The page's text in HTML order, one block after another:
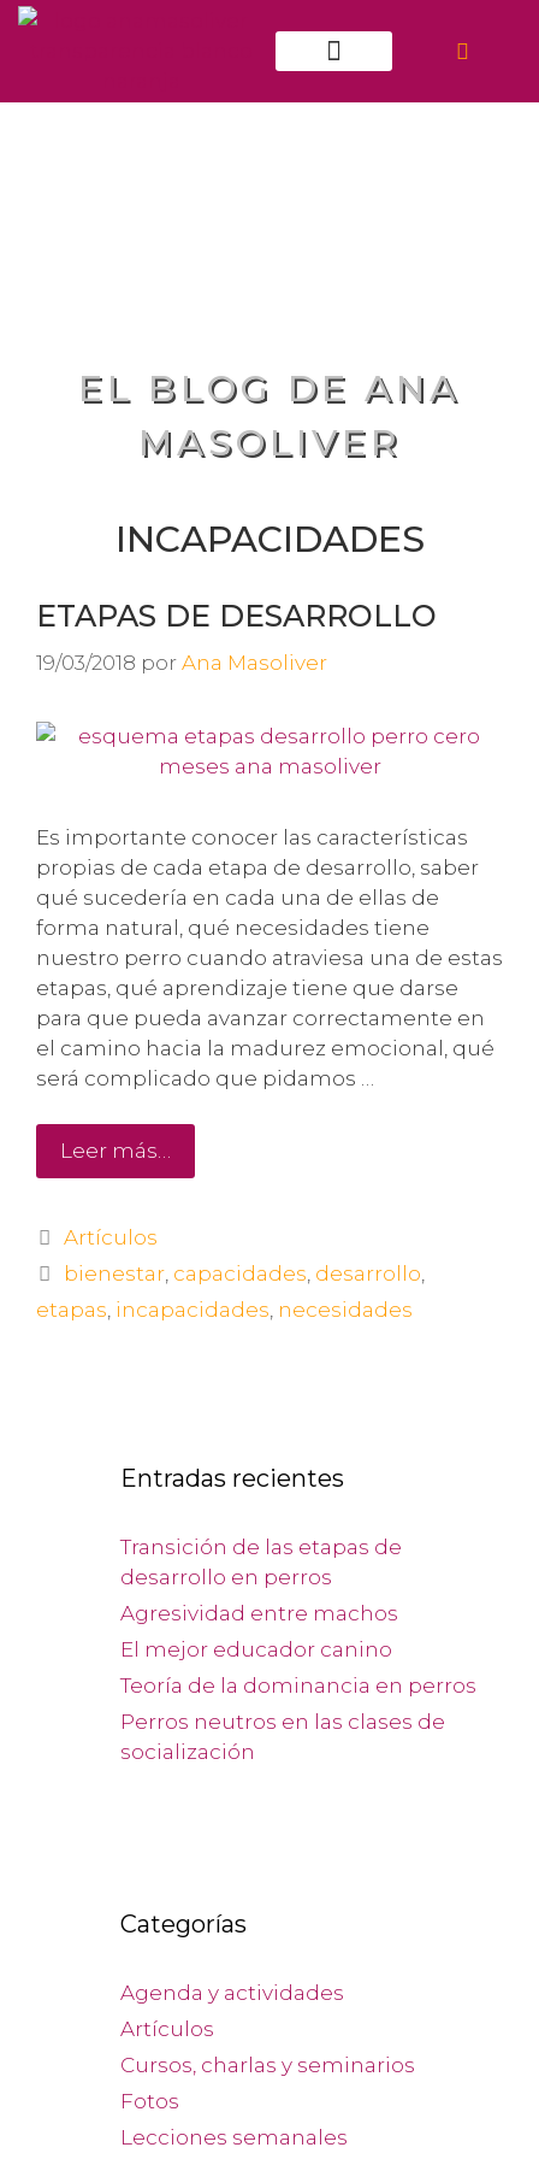
EL BLOG DE ANA
MASOLIVER
INCAPACIDADES
ETAPAS DE DESARROLLO
19/03/2018 por Ana Masoliver
Es importante conocer las características
propias de cada etapa de desarrollo, saber
qué sucedería en cada una de ellas de
forma natural, qué necesidades tiene
nuestro perro cuando atraviesa una de estas
etapas, qué aprendizaje tiene que darse
para que pueda avanzar correctamente en
el camino hacia la madurez emocional, qué
será complicado que pidamos …
Leer más…
Artículos
bienestar, capacidades, desarrollo,
etapas, incapacidades, necesidades
Entradas recientes
Transición de las etapas de
desarrollo en perros
Agresividad entre machos
El mejor educador canino
Teoría de la dominancia en perros
Perros neutros en las clases de
socialización
Categorías
Agenda y actividades
Artículos
Cursos, charlas y seminarios
Fotos
Lecciones semanales